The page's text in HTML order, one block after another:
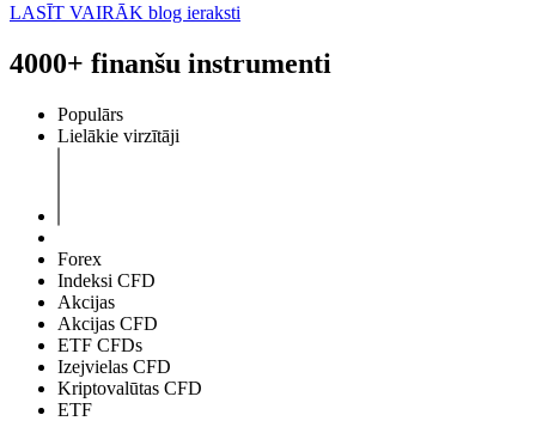
LASĪT VAIRĀK blog ieraksti
4000+ finanšu instrumenti
Populārs
Lielākie virzītāji
Forex
Indeksi CFD
Akcijas
Akcijas CFD
ETF CFDs
Izejvielas CFD
Kriptovalūtas CFD
ETF